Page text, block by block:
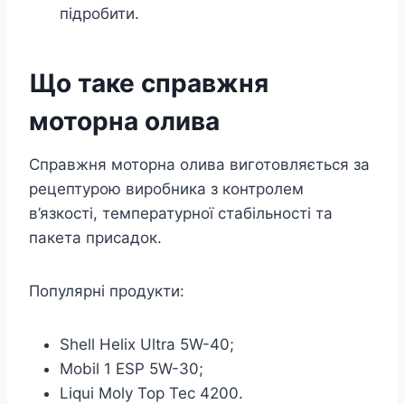
підробити.
Що таке справжня
моторна олива
Справжня моторна олива виготовляється за
рецептурою виробника з контролем
в’язкості, температурної стабільності та
пакета присадок.
Популярні продукти:
Shell Helix Ultra 5W-40;
Mobil 1 ESP 5W-30;
Liqui Moly Top Tec 4200.